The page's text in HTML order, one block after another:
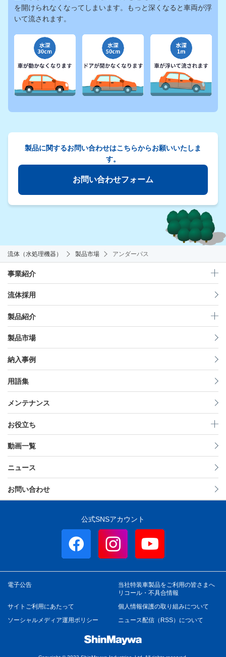
を開けられなくなってしまいます。
もっと深くなると車両が浮
いて流されます。
製品に関するお問い合わせはこちらからお願いいたしま
す。
お問い合わせフォーム
流体（水処理機器） 製品市場 アンダーパス
事業紹介
流体採用
製品紹介
製品市場
納入事例
用語集
メンテナンス
お役立ち
動画一覧
ニュース
お問い合わせ
公式SNSアカウント
電子公告
当社特装車製品をご利用の皆さまへ
リコール・不具合情報
サイトご利用にあたって
個人情報保護の取り組みについて
ソーシャルメディア運用ポリシー
ニュース配信（RSS）について